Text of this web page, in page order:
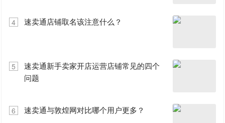
4 速卖通店铺取名该注意什么？
5
速卖通新手卖家开店运营店铺常见的四个
问题
6 速卖通与敦煌网对比哪个用户更多？